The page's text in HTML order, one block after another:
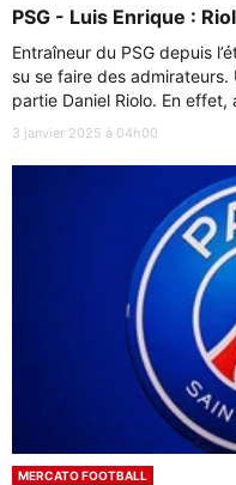
PSG - Luis Enrique :
Entraîneur du PSG depuis
su se faire des
partie Daniel Riolo. En effet,
3 janvier 2025 à 04h00
MERCATO FOOTBALL